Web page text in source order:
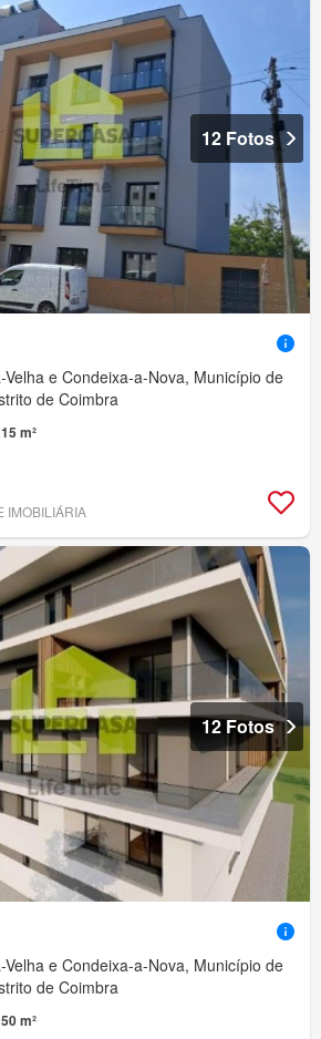
12 Fotos
e Condeixa-a-Nova, Município de
de Coimbra
m²
IMOBILIÁRIA
12 Fotos
e Condeixa-a-Nova, Município de
de Coimbra
m²